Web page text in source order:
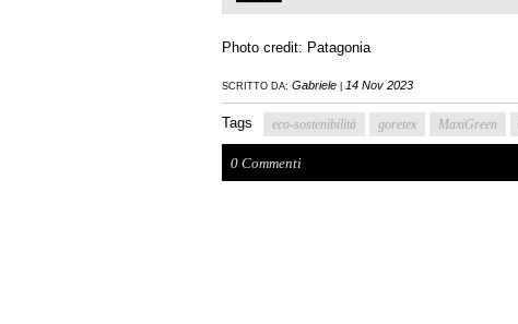
Photo credit: Patagonia
SCRITTO DA: Gabriele 14 Nov 2023
Tags eco-sostenibilità goretex MaxiGreen
0 Commenti